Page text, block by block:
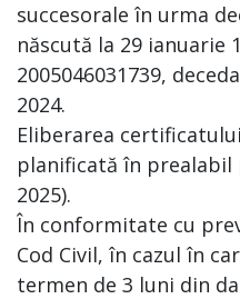
succesorale în urma
născută la 29 ianuarie
2005046031739,
2024.
Eliberarea
planificată în
2025).
În conformitate cu
Cod Civil, în cazul în
termen de 3 luni din